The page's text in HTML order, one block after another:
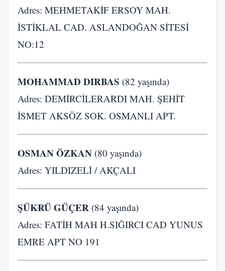
Adres: MEHMETAKİF ERSOY MAH.
İSTİKLAL CAD. ASLANDOĞAN SİTESİ
NO:12
MOHAMMAD DIRBAS (82 yaşında)
Adres: DEMİRCİLERARDI MAH. ŞEHİT
İSMET AKSÖZ SOK. OSMANLI APT.
OSMAN ÖZKAN (80 yaşında)
Adres: YILDIZELİ / AKÇALI
ŞÜKRÜ GÜÇER (84 yaşında)
Adres: FATİH MAH H.SIĞIRCI CAD YUNUS
EMRE APT NO 191